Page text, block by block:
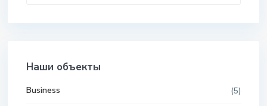
Наши объекты
Business (5)